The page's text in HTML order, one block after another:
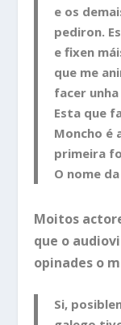
e os
pediron.
e fixen
que me
facer
Esta que
Moncho é
primeira
O nome
Moitos
que o
opinades o
Si,